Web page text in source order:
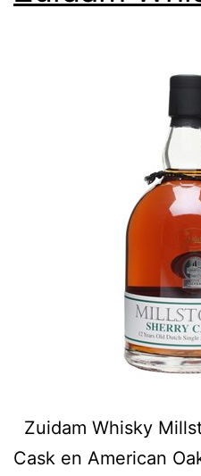
Zuidam Whisky
Cask en American